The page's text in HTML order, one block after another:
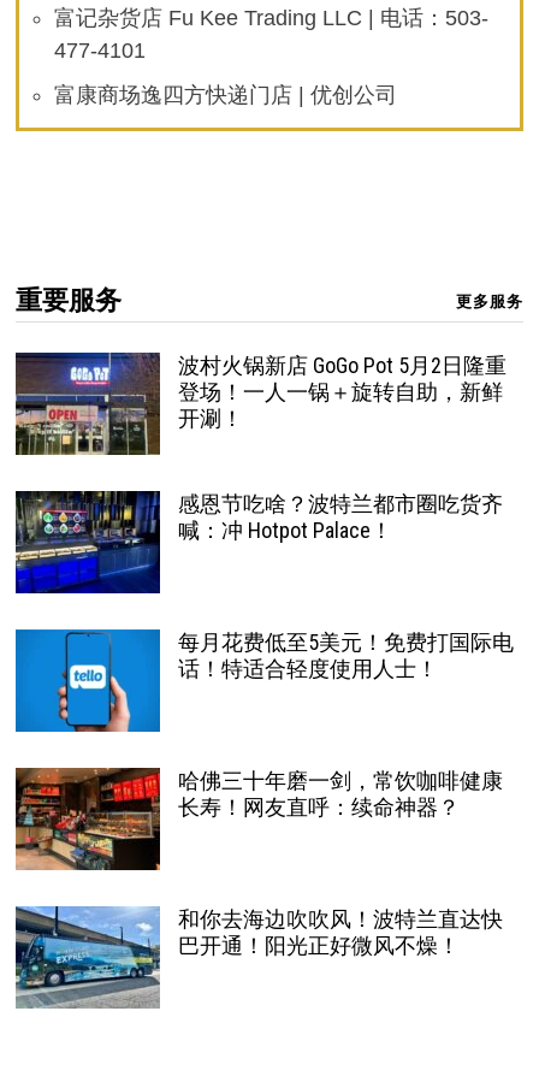
富记杂货店 Fu Kee Trading LLC | 电话：503-
477-4101
富康商场逸四方快递门店 | 优创公司
重要服务 更多服务
波村火锅新店 GoGo Pot 5月2日隆重
登场！一人一锅＋旋转自助，新鲜
开涮！
感恩节吃啥？波特兰都市圈吃货齐
喊：冲 Hotpot Palace！
每月花费低至5美元！免费打国际电
话！特适合轻度使用人士！
哈佛三十年磨一剑，常饮咖啡健康
长寿！网友直呼：续命神器？
和你去海边吹吹风！波特兰直达快
巴开通！阳光正好微风不燥！